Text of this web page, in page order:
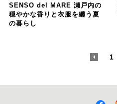
SENSO del MARE 瀬戸内の
穏やかな香りと衣服を纏う夏
の暮らし
1